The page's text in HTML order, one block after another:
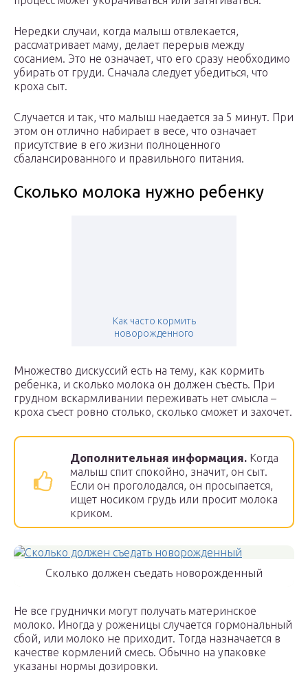
Нередки случаи, когда малыш отвлекается,
рассматривает маму, делает перерыв между
сосанием. Это не означает, что его сразу необходимо
убирать от груди. Сначала следует убедиться, что
кроха сыт.
Случается и так, что малыш наедается за 5 минут. При
этом он отлично набирает в весе, что означает
присутствие в его жизни полноценного
сбалансированного и правильного питания.
Сколько молока нужно ребенку
Как часто кормить
новорожденного
Множество дискуссий есть на тему, как кормить
ребенка, и сколько молока он должен съесть. При
грудном вскармливании переживать нет смысла –
кроха съест ровно столько, сколько сможет и захочет.
Дополнительная информация. Когда
малыш спит спокойно, значит, он сыт.
Если он проголодался, он просыпается,
ищет носиком грудь или просит молока
криком.
Сколько должен съедать новорожденный
Не все груднички могут получать материнское
молоко. Иногда у роженицы случается гормональный
сбой, или молоко не приходит. Тогда назначается в
качестве кормлений смесь. Обычно на упаковке
указаны нормы дозировки.